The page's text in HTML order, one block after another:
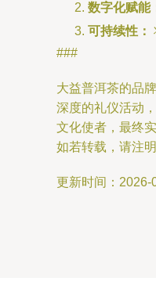
数字化赋能
可持续性：
###
大益普洱茶的品
深度的礼仪活动
文化使者，最终实
如若转载，请注
更新时间：2026-